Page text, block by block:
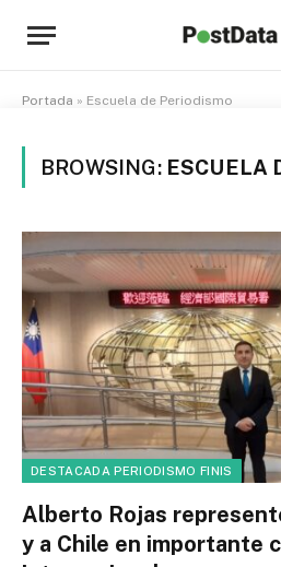
Portada » Escuela de Periodismo
BROWSING: ESCUELA
DESTACADA PERIODISMO FINIS
Alberto Rojas
y a Chile en importante